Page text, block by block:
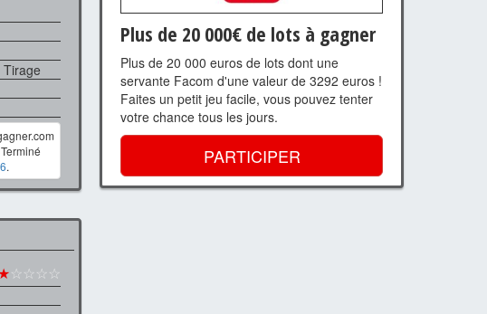
Plus de 20 000€ de lots à gagner
Plus de 20 000 euros de lots dont une
servante Facom d'une valeur de 3292 euros !
Faites un petit jeu facile, vous pouvez tenter
votre chance tous les jours.
PARTICIPER
Tirage
.
☆☆☆☆